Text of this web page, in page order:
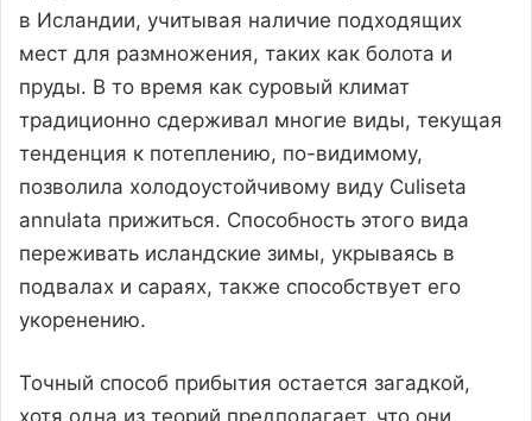
в Исландии, учитывая наличие подходящих
мест для размножения, таких как болота и
пруды. В то время как суровый климат
традиционно сдерживал многие виды, текущая
тенденция к потеплению, по-видимому,
позволила холодоустойчивому виду Culiseta
annulata прижиться. Способность этого вида
переживать исландские зимы, укрываясь в
подвалах и сараях, также способствует его
укоренению.
Точный способ прибытия остается загадкой,
хотя одна из теорий предполагает, что они